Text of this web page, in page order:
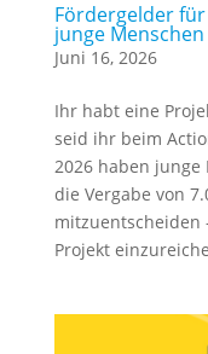
Fördergelder
junge
Juni 16, 2026
Ihr habt eine
seid ihr beim
2026 haben
die Vergabe von
mitzuentscheiden
Projekt